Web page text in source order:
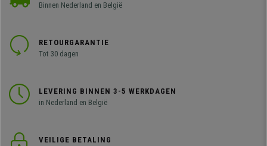
Binnen Nederland en België
RETOURGARANTIE
Tot 30 dagen
LEVERING BINNEN 3-5 WERKDAGEN
in Nederland en België
VEILIGE BETALING